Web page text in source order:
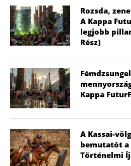
Rozsda,
A Kappa
legjobb
Rész)
Kappa
A Kassai-
bemutatót a
Történelmi